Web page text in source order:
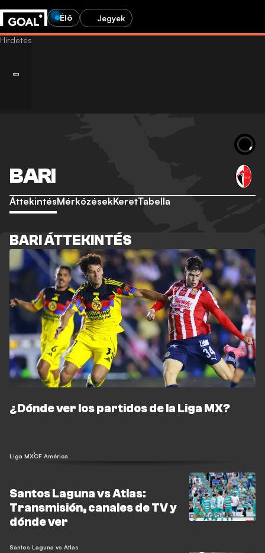
Élő Jegyek
BARI
ÁttekintésMérkőzésekKeretTabella
BARI ÁTTEKINTÉS
¿Dónde ver los partidos de la Liga MX?
Liga MXCF América
Santos Laguna vs Atlas:
Transmisión, canales de TV y
dónde ver
Santos Laguna vs Atlas